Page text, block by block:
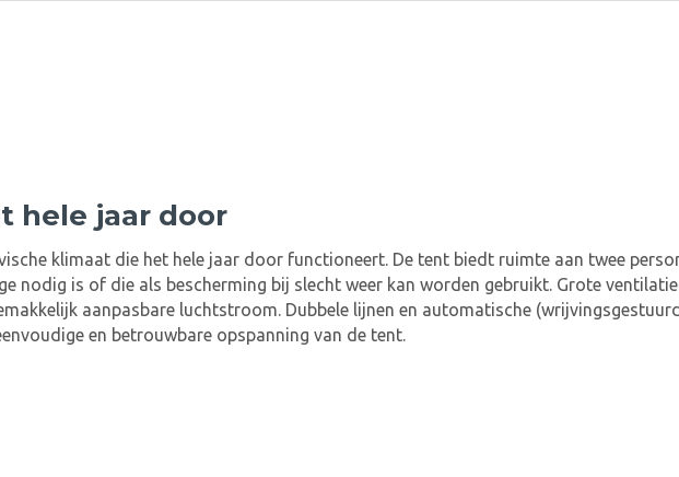
hele jaar door
klimaat die het hele jaar door functioneert. De tent biedt ruimte aan twee
nodig is of die als bescherming bij slecht weer kan worden gebruikt. Grote
aanpasbare luchtstroom. Dubbele lijnen en automatische
en betrouwbare opspanning van de tent.